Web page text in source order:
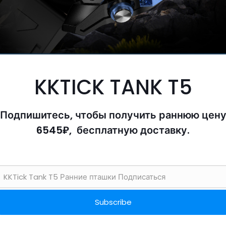
KKTICK TANK T5
Подпишитесь, чтобы получить раннюю цену
6545₽, бесплатную доставку.